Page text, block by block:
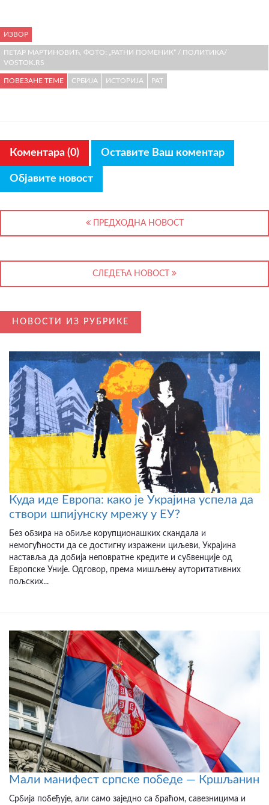
ИЗВОР
ПЕТАР МАРТИНОВИЋ, ФОТО: „РАТНИ ПОМЕНИК” / ПОЛИТИКА/
VOSTOK.RS
ПОВЕЗАНЕ ТЕМЕ СРБИЈА ИСТОРИЈА РАТ
Коментара (0) Оставите Ваш коментар
Објавите новост
ПРЕДХОДНА НОВОСТ
СЛЕДЕЋА НОВОСТ
НОВОСТИ ИЗ РУБРИКЕ
Куда иде Европа: како је Украјина успела да
створи шпијунску мрежу у ЕУ?
Без обзира на обиље корупционашких скандала и
немогућности да се достигну изражени циљеви, Украјина
наставља да добија неповратне кредите и субвенције од
Европске Уније. Одговор, према мишљењу ауторитативних
пољских...
Мали манифест српске победе — Кршљанин
Србија побеђује, али само заједно са браћом, савезницима и